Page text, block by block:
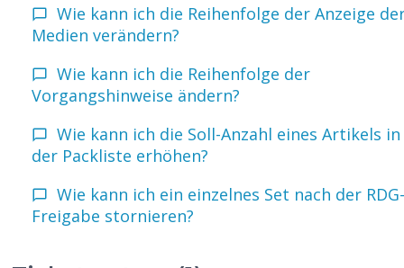
Wie kann ich die Reihenfolge der Anzeige
Medien verändern?
Wie kann ich die Reihenfolge der
Vorgangshinweise ändern?
Wie kann ich die Soll-Anzahl eines Artikels in
der Packliste erhöhen?
Wie kann ich ein einzelnes Set nach der
Freigabe stornieren?